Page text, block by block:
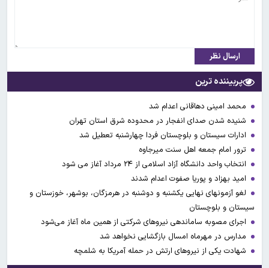
ارسال نظر
پربیننده ترین
محمد امینی دهاقانی اعدام شد
شنیده شدن صدای انفجار در محدوده شرق استان تهران
ادارات سیستان و بلوچستان فردا چهارشنبه تعطیل شد
ترور امام جمعه اهل سنت میرجاوه
انتخاب واحد دانشگاه آزاد اسلامی از ۲۴ مرداد آغاز می شود
امید بهزاد و پوریا صفوت اعدام شدند
لغو آزمونهای نهایی یکشنبه و دوشنبه در هرمزگان، بوشهر، خوزستان و
سیستان و بلوچستان
اجرای مصوبه ساماندهی نیرو‌های شرکتی از همین ماه آغاز می‌شود
مدارس در مهرماه امسال بازگشایی نخواهد شد
شهادت یکی از نیروهای ارتش در حمله آمریکا به شلمچه